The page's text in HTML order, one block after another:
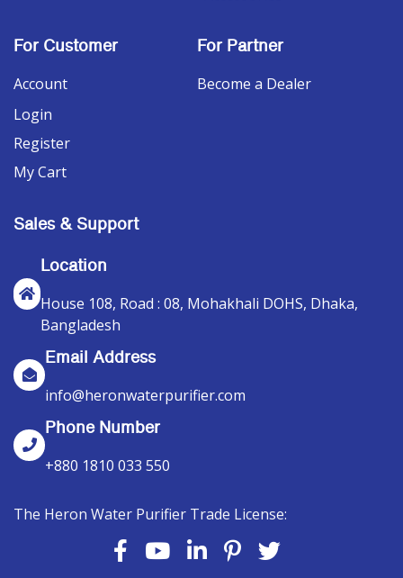
For Customer
Account
Login
Register
My Cart
For Partner
Become a Dealer
Sales & Support
Location
House 108, Road : 08, Mohakhali DOHS, Dhaka,
Bangladesh
Email Address
info@heronwaterpurifier.com
Phone Number
+880 1810 033 550
The Heron Water Purifier Trade License: